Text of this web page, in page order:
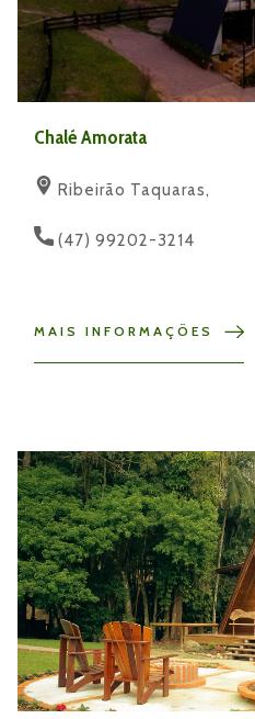
Chalé Amorata
Ribeirão Taquaras,
(47) 99202-3214
MAIS INFORMAÇÕES